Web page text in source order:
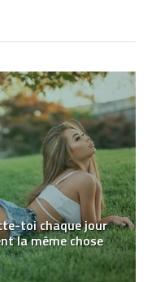
toi chaque jour
la même chose